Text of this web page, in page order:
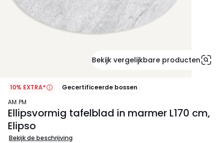
Bekijk vergelijkbare producten
10% EXTRA*
Gecertificeerde bossen
AM.PM
Ellipsvormig tafelblad in marmer L170 cm,
Elipso
Bekijk de beschrijving